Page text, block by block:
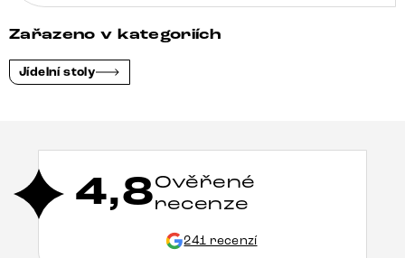
Zařazeno v kategoriích
Jídelní stoly
4,8Ověřené
recenze
241 recenzí